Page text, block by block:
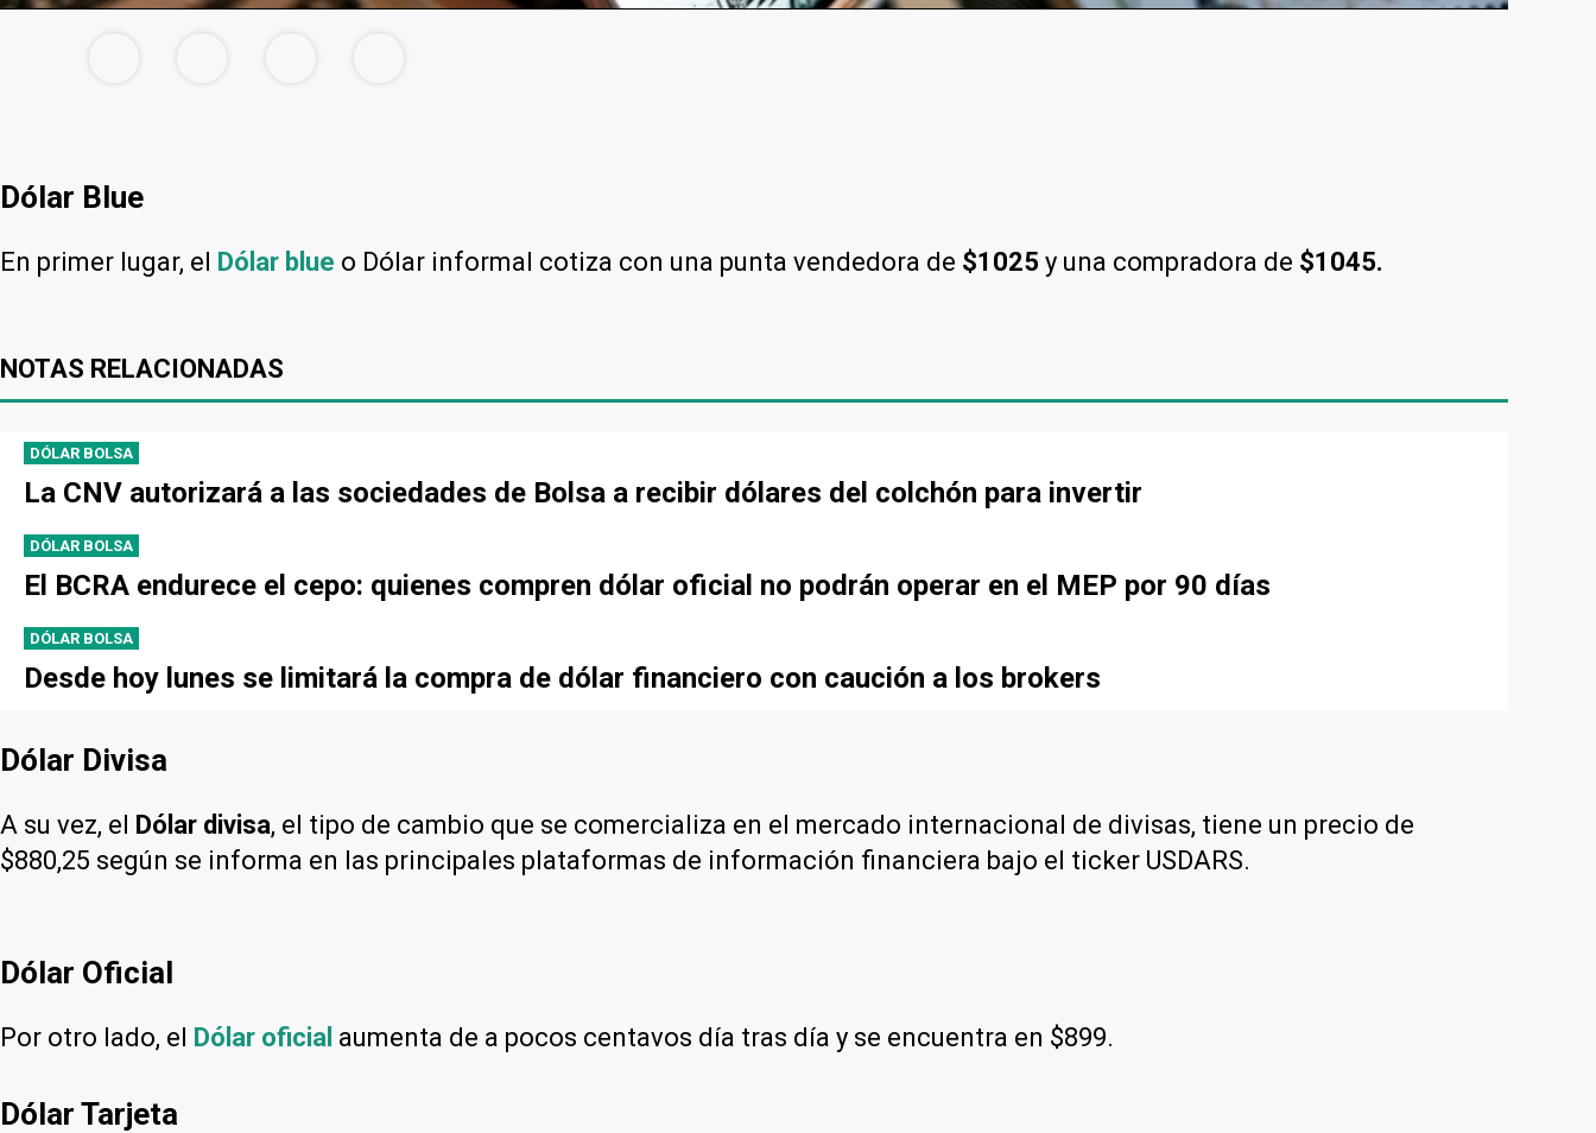
Dólar Blue
En primer lugar, el Dólar blue o Dólar informal cotiza con una punta vendedora de $1025 y una compradora de $1045.
NOTAS RELACIONADAS
DÓLAR BOLSA
La CNV autorizará a las sociedades de Bolsa a recibir dólares del colchón para invertir
DÓLAR BOLSA
El BCRA endurece el cepo: quienes compren dólar oficial no podrán operar en el MEP por 90 días
DÓLAR BOLSA
Desde hoy lunes se limitará la compra de dólar financiero con caución a los brokers
Dólar Divisa
A su vez, el Dólar divisa, el tipo de cambio que se comercializa en el mercado internacional de divisas, tiene un precio de
$880,25 según se informa en las principales plataformas de información financiera bajo el ticker USDARS.
Dólar Oficial
Por otro lado, el Dólar oficial aumenta de a pocos centavos día tras día y se encuentra en $899.
Dólar Tarjeta